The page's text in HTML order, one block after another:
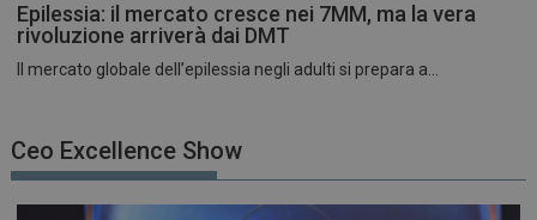
Epilessia: il mercato cresce nei 7MM, ma la vera
rivoluzione arriverà dai DMT
Il mercato globale dell’epilessia negli adulti si prepara a...
Ceo Excellence Show